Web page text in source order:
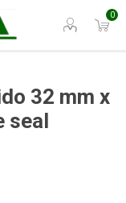
0
32 mm x
seal